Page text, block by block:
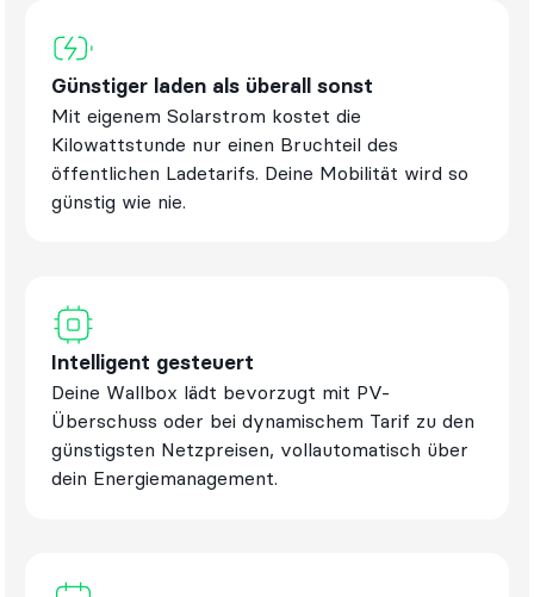
Günstiger laden als überall sonst
Mit eigenem Solarstrom kostet die
Kilowattstunde nur einen Bruchteil des
öffentlichen Ladetarifs. Deine Mobilität wird so
günstig wie nie.
Intelligent gesteuert
Deine Wallbox lädt bevorzugt mit PV-
Überschuss oder bei dynamischem Tarif zu den
günstigsten Netzpreisen, vollautomatisch über
dein Energiemanagement.